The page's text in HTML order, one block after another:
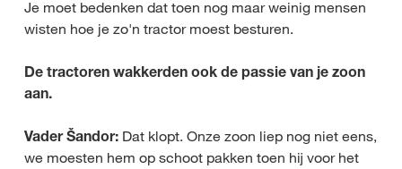
Je moet bedenken dat toen nog maar weinig mensen
wisten hoe je zo'n tractor moest besturen.
De tractoren wakkerden ook de passie van je zoon
aan.
Vader Šandor: Dat klopt. Onze zoon liep nog niet eens,
we moesten hem op schoot pakken toen hij voor het